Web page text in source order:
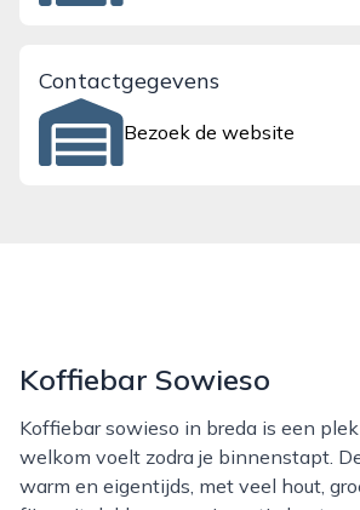
Contactgegevens
Bezoek de website
Koffiebar Sowieso
Koffiebar sowieso in breda is een plek waar je je direct
welkom voelt zodra je binnenstapt.
warm en eigentijds, met veel hout,